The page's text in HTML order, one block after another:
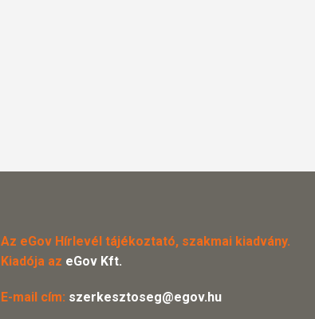
Az eGov Hírlevél tájékoztató, szakmai kiadvány.
Kiadója az eGov Kft.
E-mail cím: szerkesztoseg@egov.hu